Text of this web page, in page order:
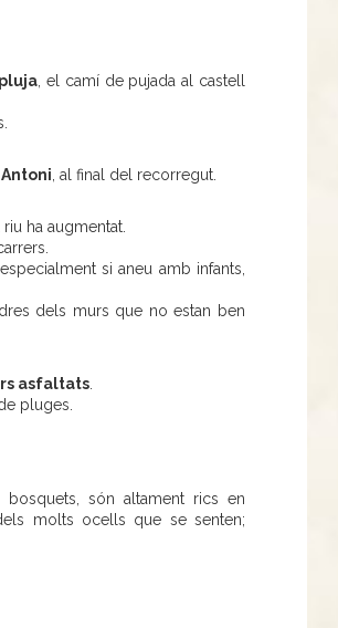
, el camí de pujada al castell
, al final del recorregut.
ha augmentat.
si aneu amb infants,
dels murs que no estan ben
asfaltats.
pluges.
són altament rics en
molts ocells que se senten;